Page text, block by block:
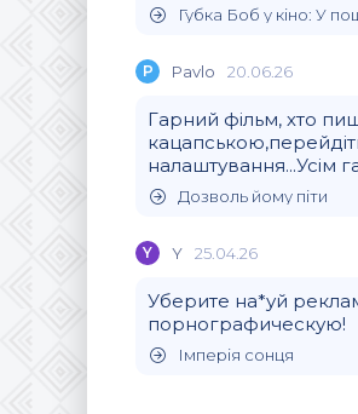
Губка Боб у кіно: У пошуках
P Pavlo 20.06.26
Гарний фільм, хто
налаштування...Усім
Дозволь йому піти
Y Y 25.04.26
Уберите на*уй
порнографическую!
Імперія сонця